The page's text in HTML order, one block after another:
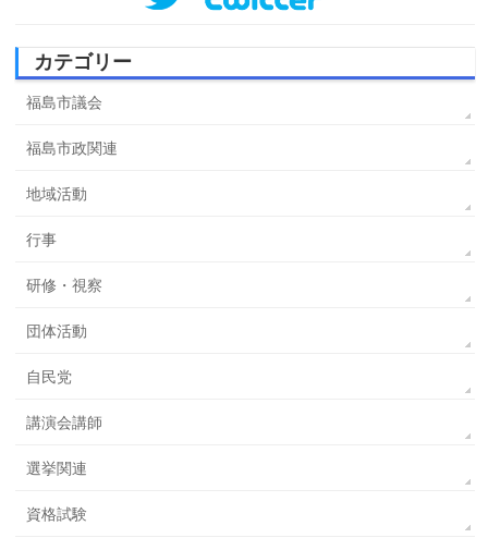
カテゴリー
福島市議会
福島市政関連
地域活動
行事
研修・視察
団体活動
自民党
講演会講師
選挙関連
資格試験